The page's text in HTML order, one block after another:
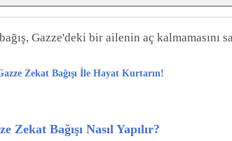
Gazze'deki bir ailenin aç kalmamasını
Zekat Bağışı İle Hayat Kurtarın!
Zekat Bağışı Nasıl Yapılır?